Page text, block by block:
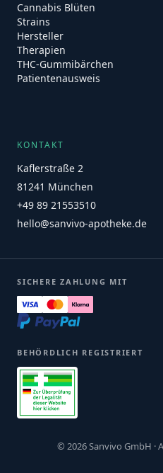
Cannabis Blüten
Strains
Hersteller
Therapien
THC-Gummibärchen
Patientenausweis
KONTAKT
Kaflerstraße 2
81241 München
+49 89 21553510
hello@sanvivo-apotheke.de
SICHERE ZAHLUNG MIT
BEHÖRDLICH REGISTRIERT
© 2026 Sanvivo GmbH ·